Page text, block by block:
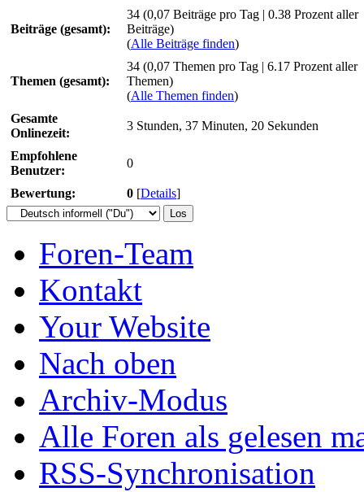
Beiträge (gesamt):
34 (0,07 Beiträge pro Tag | 0.38 Prozent aller
Beiträge)
(Alle Beiträge finden)
Themen (gesamt):
34 (0,07 Themen pro Tag | 6.17 Prozent aller
Themen)
(Alle Themen finden)
Gesamte
Onlinezeit:
3 Stunden, 37 Minuten, 20 Sekunden
Empfohlene
Benutzer:
0
Bewertung: 0 [Details]
Foren-Team
Kontakt
Your Website
Nach oben
Archiv-Modus
Alle Foren als gelesen
RSS-Synchronisation